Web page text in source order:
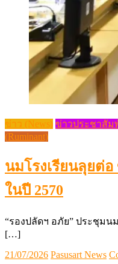
ข่าว (News) ข่าวประชาสัม
(Ruminant)
นมโรงเรียนลุยต่
ในปี 2570
“รองปลัดฯ อภัย” ประชุมน
[…]
Posted
21/07/2026 Author
Pasusart News